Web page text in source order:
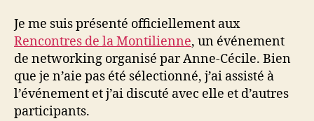
Je me suis présenté officiellement aux
Rencontres de la Montilienne, un événement
de networking organisé par Anne-Cécile. Bien
que je n’aie pas été sélectionné, j’ai assisté à
l’événement et j’ai discuté avec elle et d’autres
participants.